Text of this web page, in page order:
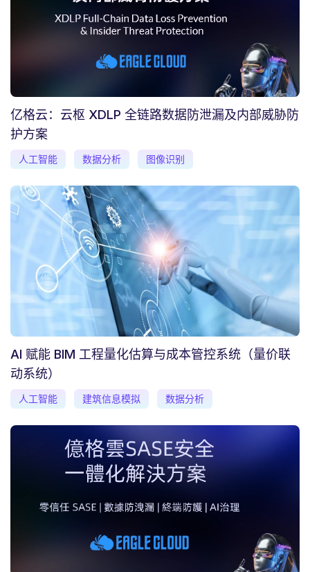
亿格云：云枢 XDLP 全链路数据防泄漏及内部威胁防
护方案
人工智能 数据分析 图像识别
AI 赋能 BIM 工程量化估算与成本管控系统（量价联
动系统）
人工智能 建筑信息模拟 数据分析